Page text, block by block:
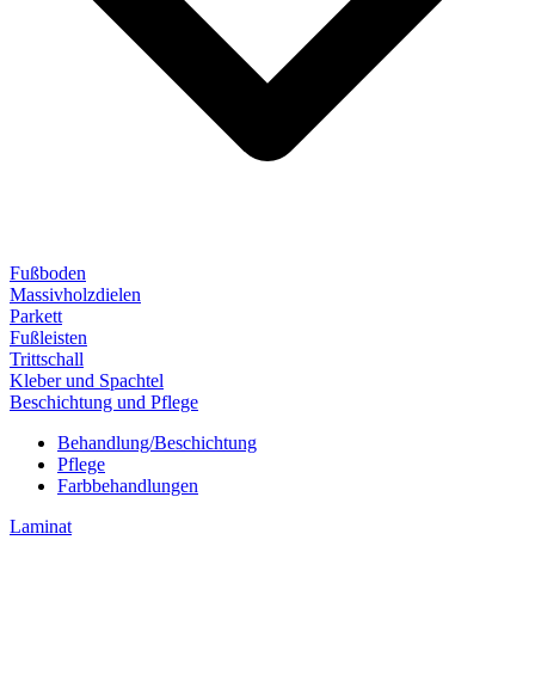
Fußboden
Massivholzdielen
Parkett
Fußleisten
Trittschall
Kleber und Spachtel
Beschichtung und Pflege
Behandlung/Beschichtung
Pflege
Farbbehandlungen
Laminat